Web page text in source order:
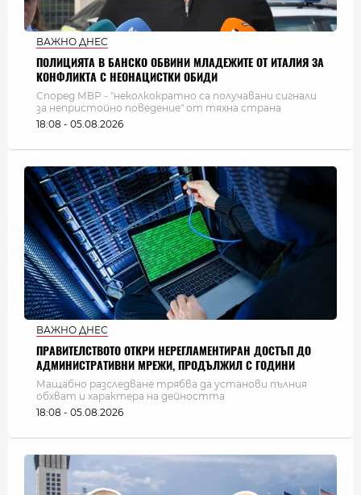
ВАЖНО ДНЕС
ПОЛИЦИЯТА В БАНСКО ОБВИНИ МЛАДЕЖИТЕ ОТ ИТАЛИЯ ЗА
КОНФЛИКТА С НЕОНАЦИСТКИ ОБИДИ
Според МВР - "неколкократно са получавани сигнали
за непристойно поведение" от тяхна страна
18:08 - 05.08.2026
ВАЖНО ДНЕС
ПРАВИТЕЛСТВОТО ОТКРИ НЕРЕГЛАМЕНТИРАН ДОСТЪП ДО
АДМИНИСТРАТИВНИ МРЕЖИ, ПРОДЪЛЖИЛ С ГОДИНИ
Мащабно разследване трябва да установи пълния
обхват и характера на дейността
18:08 - 05.08.2026